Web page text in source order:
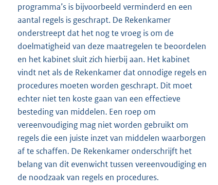
programma’s is bijvoorbeeld verminderd en een
aantal regels is geschrapt. De Rekenkamer
onderstreept dat het nog te vroeg is om de
doelmatigheid van deze maatregelen te beoordelen
en het kabinet sluit zich hierbij aan. Het kabinet
vindt net als de Rekenkamer dat onnodige regels en
procedures moeten worden geschrapt. Dit moet
echter niet ten koste gaan van een effectieve
besteding van middelen. Een roep om
vereenvoudiging mag niet worden gebruikt om
regels die een juiste inzet van middelen waarborgen
af te schaffen. De Rekenkamer onderschrijft het
belang van dit evenwicht tussen vereenvoudiging en
de noodzaak van regels en procedures.